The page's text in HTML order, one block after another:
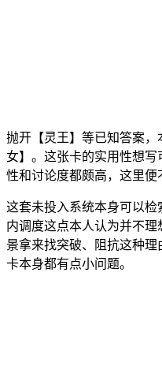
抛开【灵王】等已知答案
女】。这张卡的实用性想写
性和讨论度都颇高，这里便
这套未投入系统本身可以
内调度这点本人认为并不
景拿来找突破、阻抗这种
卡本身都有点小问题。